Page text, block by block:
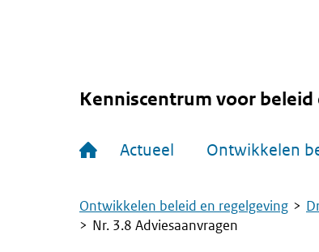
Kenniscentrum voor beleid
Actueel Ontwikkelen
Kruimelpad
Ontwikkelen beleid en regelgeving
Nr. 3.8 Adviesaanvragen